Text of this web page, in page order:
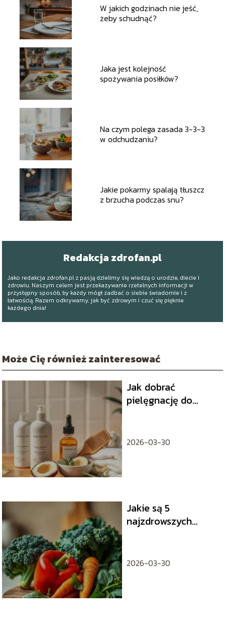
W jakich godzinach nie jeść,
żeby schudnąć?
Jaka jest kolejność
spożywania posiłków?
Na czym polega zasada 3-3-3
w odchudzaniu?
Jakie pokarmy spalają tłuszcz
z brzucha podczas snu?
Redakcja zdrofan.pl
Jako redakcja zdrofan.pl z pasją dzielimy się wiedzą o urodzie, diecie i
zdrowiu. Naszym celem jest przekazywanie rzetelnych informacji w
przystępny sposób, by każdy mógł zadbać o siebie świadomie i z
łatwością. Razem odkrywamy, jak być zdrowym i czuć się pięknie
każdego dnia!
Może Cię również zainteresować
Jak dobrać
pielęgnację do
2026-03-30
Jakie są 5
najzdrowszych
2026-03-30